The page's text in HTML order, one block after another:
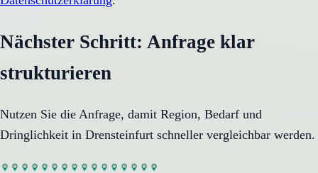
Nächster Schritt: Anfrage klar
strukturieren
Nutzen Sie die Anfrage, damit Region, Bedarf und
Dringlichkeit in Drensteinfurt schneller vergleichbar werden.